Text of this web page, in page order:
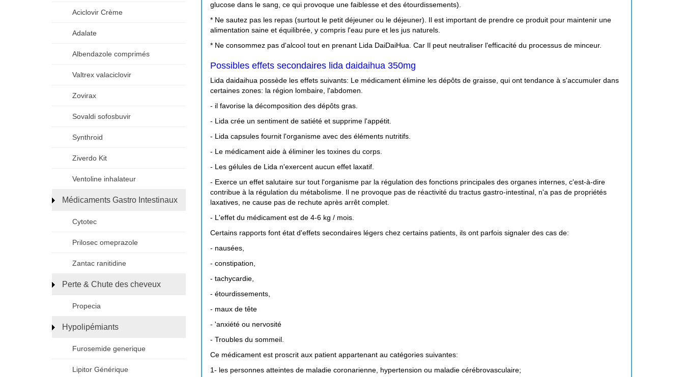
Aciclovir Crème
Adalate
Albendazole comprimés
Valtrex valaciclovir
Zovirax
Sovaldi sofosbuvir
Synthroid
Ziverdo Kit
Ventoline inhalateur
Médicaments Gastro Intestinaux
Cytotec
Prilosec omeprazole
Zantac ranitidine
Perte & Chute des cheveux
Propecia
Hypolipémiants
Furosemide generique
Lipitor Générique
glucose dans le sang, ce qui provoque une faiblesse et des étourdissements).
* Ne sautez pas les repas (surtout le petit déjeuner ou le déjeuner). Il est important de prendre ce produit pour maintenir une
alimentation saine et équilibrée, y compris l'eau pure et les jus naturels.
* Ne consommez pas d'alcool tout en prenant Lida DaiDaiHua. Car Il peut neutraliser l'efficacité du processus de minceur.
Possibles effets secondaires lida daidaihua 350mg
Lida daidaihua possède les effets suivants: Le médicament élimine les dépôts de graisse, qui ont tendance à s'accumuler dans
certaines zones: la région lombaire, l'abdomen.
- il favorise la décomposition des dépôts gras.
- Lida crée un sentiment de satiété et supprime l'appétit.
- Lida capsules fournit l'organisme avec des éléments nutritifs.
- Le médicament aide à éliminer les toxines du corps.
- Les gélules de Lida n'exercent aucun effet laxatif.
- Exerce un effet salutaire sur tout l'organisme par la régulation des fonctions principales des organes internes, c'est-à-dire
contribue à la régulation du métabolisme. Il ne provoque pas de réactivité du tractus gastro-intestinal, n'a pas de propriétés
laxatives, ne cause pas de rechute après arrêt complet.
- L'effet du médicament est de 4-6 kg / mois.
Certains rapports font état d'effets secondaires légers chez certains patients, ils ont parfois signaler des cas de:
- nausées,
- constipation,
- tachycardie,
- étourdissements,
- maux de tête
- 'anxiété ou nervosité
- Troubles du sommeil.
Ce médicament est proscrit aux patient appartenant au catégories suivantes:
1- les personnes atteintes de maladie coronarienne, hypertension ou maladie cérébrovasculaire;